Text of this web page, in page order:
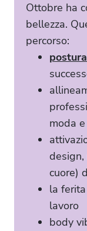
Ottobre ha
bellezza.
percorso:
moda e
cuore)
la
lavoro
body